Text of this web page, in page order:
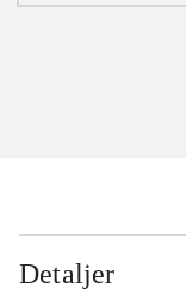
Detaljer